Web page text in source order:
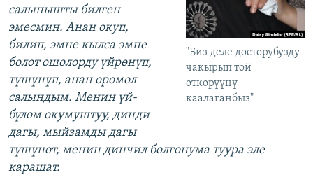
"Биз деле досторубузду
чакырып той
өткөрүүнү
каалаганбыз"
салынышты билген
эмесмин. Анан окуп,
билип, эмне кылса эмне
болот ошолорду үйрөнүп,
түшүнүп, анан оромол
салындым. Менин үй-
бүлөм окумуштуу, динди
дагы, мыйзамды дагы
түшүнөт, менин динчил болгонума туура эле
карашат.